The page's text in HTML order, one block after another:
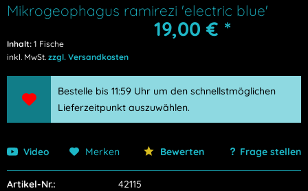
Mikrogeophagus ramirezi 'electric blue'
19,00 € *
Inhalt: 1 Fische
inkl. MwSt. zzgl. Versandkosten
Bestelle bis 11:59 Uhr um den schnellstmöglichen
Lieferzeitpunkt auszuwählen.
Video Merken Bewerten Frage stellen
Artikel-Nr.:
42115